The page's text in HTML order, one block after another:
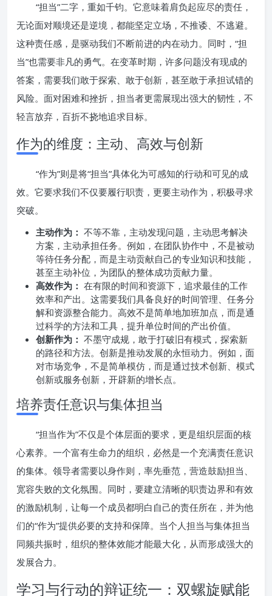
“担当”二字，重如千钧。它意味着肩负起应尽的责任，
无论面对顺境还是逆境，都能坚定立场，不推诿、不逃避。
这种责任感，是驱动我们不断前进的内在动力。同时，“担
当”也需要非凡的勇气。在变革时期，许多问题没有现成的
答案，需要我们敢于探索、敢于创新，甚至敢于承担试错的
风险。面对困难和挫折，担当者更需展现出强大的韧性，不
轻言放弃，百折不挠地追求目标。
作为的维度：主动、高效与创新
“作为”则是将“担当”具体化为可感知的行动和可见的成
效。它要求我们不仅要履行职责，更要主动作为，积极寻求
突破。
主动作为： 不等不靠，主动发现问题，主动思考解决
方案，主动承担任务。例如，在团队协作中，不是被动
等待任务分配，而是主动贡献自己的专业知识和技能，
甚至主动补位，为团队的整体成功贡献力量。
高效作为： 在有限的时间和资源下，追求最佳的工作
效率和产出。这需要我们具备良好的时间管理、任务分
解和资源整合能力。高效不是简单地加班加点，而是通
过科学的方法和工具，提升单位时间的产出价值。
创新作为： 不墨守成规，敢于打破旧有模式，探索新
的路径和方法。创新是推动发展的永恒动力。例如，面
对市场竞争，不是简单模仿，而是通过技术创新、模式
创新或服务创新，开辟新的增长点。
培养责任意识与集体担当
“担当作为”不仅是个体层面的要求，更是组织层面的核
心素养。一个富有生命力的组织，必然是一个充满责任意识
的集体。领导者需要以身作则，率先垂范，营造鼓励担当、
宽容失败的文化氛围。同时，要建立清晰的职责边界和有效
的激励机制，让每一个成员都明白自己的责任所在，并为他
们的“作为”提供必要的支持和保障。当个人担当与集体担当
同频共振时，组织的整体效能才能最大化，从而形成强大的
发展合力。
学习与行动的辩证统一：双螺旋赋能